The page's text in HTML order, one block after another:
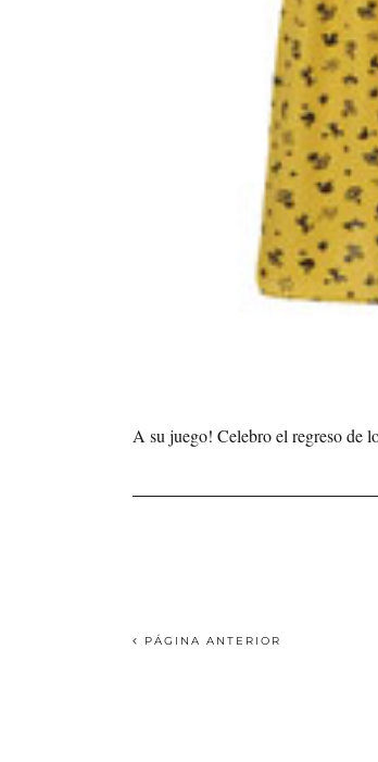
A su juego! Celebro el regreso de
PÁGINA ANTERIOR